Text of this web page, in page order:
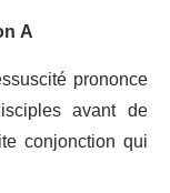
A
prononce
avant de
conjonction qui